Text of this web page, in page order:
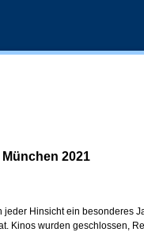
München 2021
jeder Hinsicht ein besonderes
Kinos wurden geschlossen,